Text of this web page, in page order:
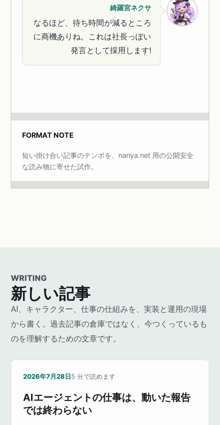
綺羅宮ネクサ
なるほど、待ち時間が減るところ
に商機ありね。これは社長っぽい
発言として採用します!
FORMAT NOTE
短い掛け合い記事のテンポを、nariya.net 用の公開安全
な読み物に寄せた試作。
WRITING
新しい記事
AI、キャラクター、仕事の仕組みを、実装と運用の現場
から書く。過去記事の倉庫ではなく、今つくっているも
のを理解するための文章です。
2026年7月28日5 分で読めます
AIエージェントの仕事は、動いた報告
では終わらない